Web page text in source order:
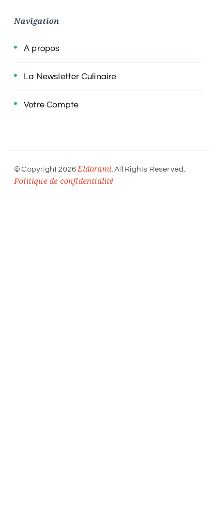
Navigation
A propos
La Newsletter Culinaire
Votre Compte
© Copyright 2026 Eldorami . All Rights Reserved.
Politique de confidentialité